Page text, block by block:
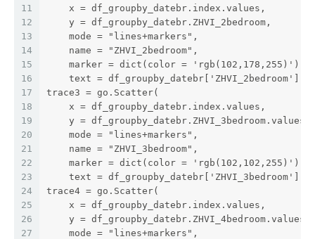
11
12
13
14
15
16
17
18
19
20
21
22
23
24
25
26
27
    x = df_groupby_datebr.index.values,
    y = df_groupby_datebr.ZHVI_2bedroom,
    mode = "lines+markers",
    name = "ZHVI_2bedroom",
    marker = dict(color = 'rgb(102,178,255)'),
    text = df_groupby_datebr['ZHVI_2bedroom'])
trace3 = go.Scatter(
    x = df_groupby_datebr.index.values,
    y = df_groupby_datebr.ZHVI_3bedroom.values,
    mode = "lines+markers",
    name = "ZHVI_3bedroom",
    marker = dict(color = 'rgb(102,102,255)'),
    text = df_groupby_datebr['ZHVI_3bedroom'])
trace4 = go.Scatter(
    x = df_groupby_datebr.index.values,
    y = df_groupby_datebr.ZHVI_4bedroom.values,
    mode = "lines+markers",